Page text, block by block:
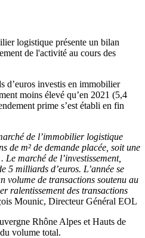
logistique présente un bilan
de l'activité au cours des
d’euros investis en immobilier
moins élevé qu’en 2021 (5,4
prime s’est établi en fin
de l’immobilier logistique
de m² de demande placée, soit une
marché de l’investissement,
5 milliards d’euros. L’année se
volume de transactions soutenu au
ralentissement des transactions
Mounic, Directeur Général EOL
Rhône Alpes et Hauts de
volume total.